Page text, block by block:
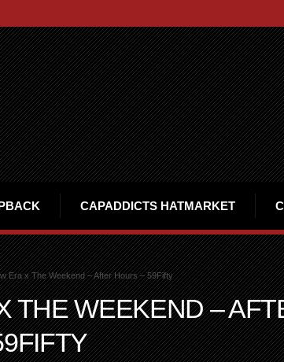
CAPADDICTS HATMARKET
Era x The Weekend – After Hours – 59Fifty
THE WEEKEND –